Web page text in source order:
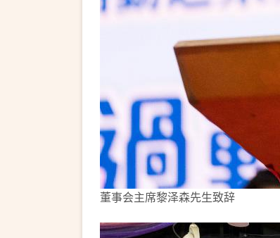
董事会主席黎泽森先生致辞